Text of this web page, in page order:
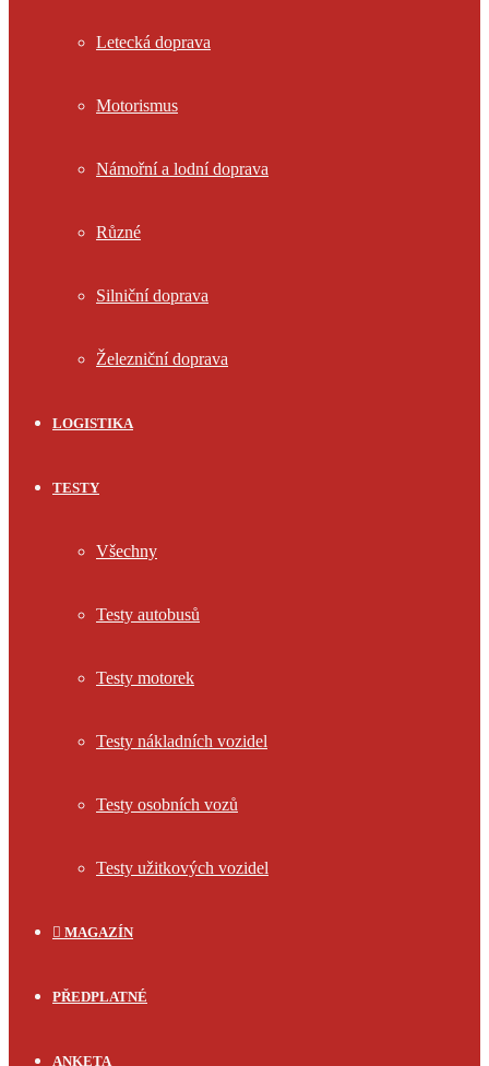
Letecká doprava
Motorismus
Námořní a lodní doprava
Různé
Silniční doprava
Železniční doprava
LOGISTIKA
TESTY
Všechny
Testy autobusů
Testy motorek
Testy nákladních vozidel
Testy osobních vozů
Testy užitkových vozidel
MAGAZÍN
PŘEDPLATNÉ
ANKETA